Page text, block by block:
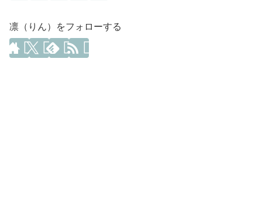
凛（りん）をフォローする